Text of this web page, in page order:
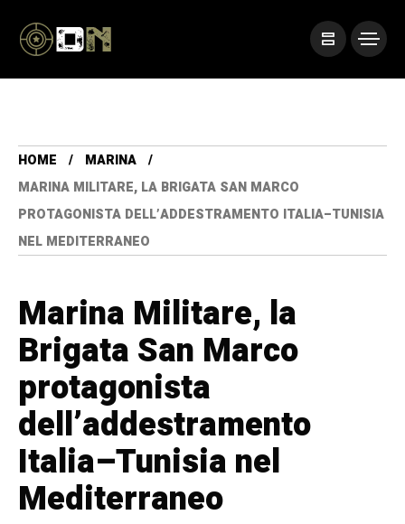
HOME
MARINA
MARINA MILITARE, LA BRIGATA SAN MARCO
PROTAGONISTA DELL’ADDESTRAMENTO ITALIA–TUNISIA
NEL MEDITERRANEO
Marina Militare, la
Brigata San Marco
protagonista
dell’addestramento
Italia–Tunisia nel
Mediterraneo